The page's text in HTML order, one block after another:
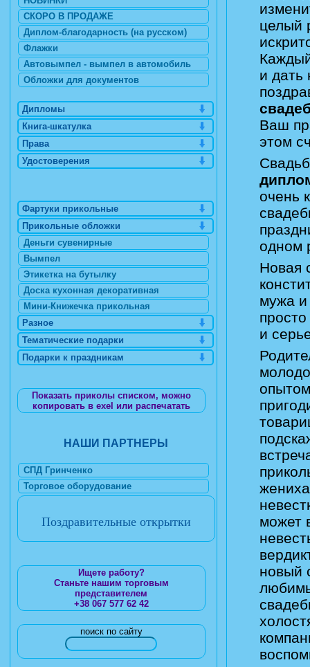
целый
и дать
Ваш
этом
очень
одном
Новая
мужа и
и
может
новый
СКОРО В ПРОДАЖЕ
Диплом-благодарность (на русском)
Флажки
Автовымпел - вымпел в автомобиль
Обложки для документов
Дипломы
Книга-шкатулка
Права
Удостоверения
Фартуки прикольные
Прикольные обложки
Деньги сувенирные
Вымпел
Этикетка на бутылку
Доска кухонная декоративная
Мини-Книжечка прикольная
Разное
Тематические подарки
Подарки к праздникам
Показать приколы списком, можно
копировать в exel или распечатать
НАШИ ПАРТНЕРЫ
СПД Гринченко
Торговое оборудование
Поздравительные открытки
Ищете работу?
Станьте нашим торговым
представителем
+38 067 577 62 42
поиск по сайту